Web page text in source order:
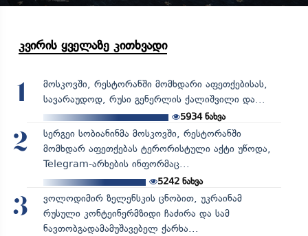
კვირის ყველაზე კითხვადი
1
მოსკოვში, რესტორანში მომხდარი აფეთქებისას,
სავარაუდოდ, რუსი გენერლის ქალიშვილი და...
5934ნახვა
2
სერგეი სობიანინმა მოსკოვში, რესტორანში
მომხდარ აფეთქებას ტერორისტული აქტი უწოდა,
Telegram-არხების ინფორმაც...
5242ნახვა
3
ვოლოდიმირ ზელენსკის ცნობით, უკრაინამ
რუსული კონტეინერმზიდი ჩაძირა და სამ
ნავთობგადამამუშავებელ ქარხა...